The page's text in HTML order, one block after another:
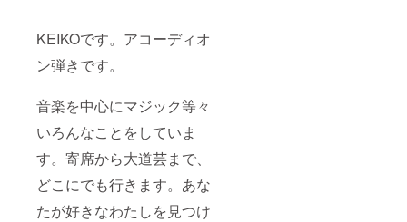
KEIKOです。アコーディオ
ン弾きです。
音楽を中心にマジック等々
いろんなことをしていま
す。寄席から大道芸まで、
どこにでも行きます。あな
たが好きなわたしを見つけ